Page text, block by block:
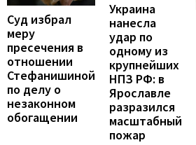
Суд избрал
меру
пресечения в
отношении
Стефанишиной
по делу о
незаконном
обогащении
Украина
нанесла
удар по
одному из
крупнейших
НПЗ РФ: в
Ярославле
разразился
масштабный
пожар